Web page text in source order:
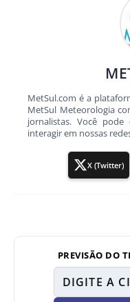
MetSul.com é a
MetSul Meteorologia
jornalistas. Você
interagir em nossas
X (Twitter)
PREVISÃO DO